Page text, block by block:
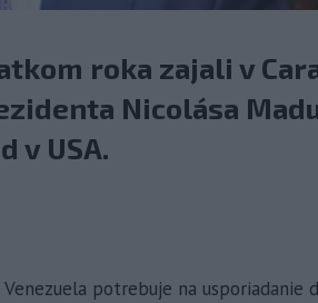
roka zajali v
Nicolása
v USA.
Venezuela potrebuje na